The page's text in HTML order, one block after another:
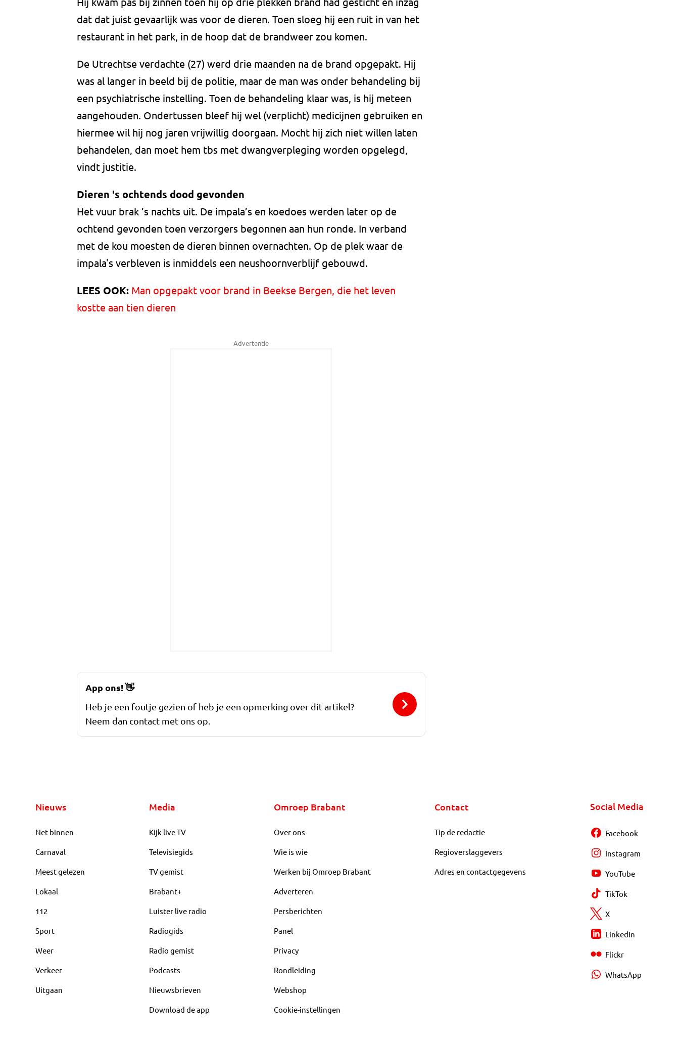
dat dat juist gevaarlijk was voor de dieren. Toen sloeg hij een ruit in van het
restaurant in het park, in de hoop dat de brandweer zou komen.
De Utrechtse verdachte (27) werd drie maanden na de brand opgepakt. Hij
was al langer in beeld bij de politie, maar de man was onder behandeling bij
een psychiatrische instelling. Toen de behandeling klaar was, is hij meteen
aangehouden. Ondertussen bleef hij wel (verplicht) medicijnen gebruiken en
hiermee wil hij nog jaren vrijwillig doorgaan. Mocht hij zich niet willen laten
behandelen, dan moet hem tbs met dwangverpleging worden opgelegd,
vindt justitie.
Dieren 's ochtends dood gevonden
Het vuur brak ’s nachts uit. De impala’s en koedoes werden later op de
ochtend gevonden toen verzorgers begonnen aan hun ronde. In verband
met de kou moesten de dieren binnen overnachten. Op de plek waar de
impala's verbleven is inmiddels een neushoornverblijf gebouwd.
LEES OOK: Man opgepakt voor brand in Beekse Bergen, die het leven
kostte aan tien dieren
Advertentie
App ons!👋
Heb je een foutje gezien of heb je een opmerking over dit artikel?
Neem dan contact met ons op.
Nieuws
Net binnen
Carnaval
Meest gelezen
Lokaal
112
Sport
Weer
Verkeer
Uitgaan
Media
Kijk live TV
Televisiegids
TV gemist
Brabant+
Luister live radio
Radiogids
Radio gemist
Podcasts
Nieuwsbrieven
Download de app
Omroep Brabant
Over ons
Wie is wie
Werken bij Omroep Brabant
Adverteren
Persberichten
Panel
Privacy
Rondleiding
Webshop
Cookie-instellingen
Contact
Tip de redactie
Regioverslaggevers
Adres en contactgegevens
Social Media
Facebook
Instagram
YouTube
TikTok
X
LinkedIn
Flickr
WhatsApp